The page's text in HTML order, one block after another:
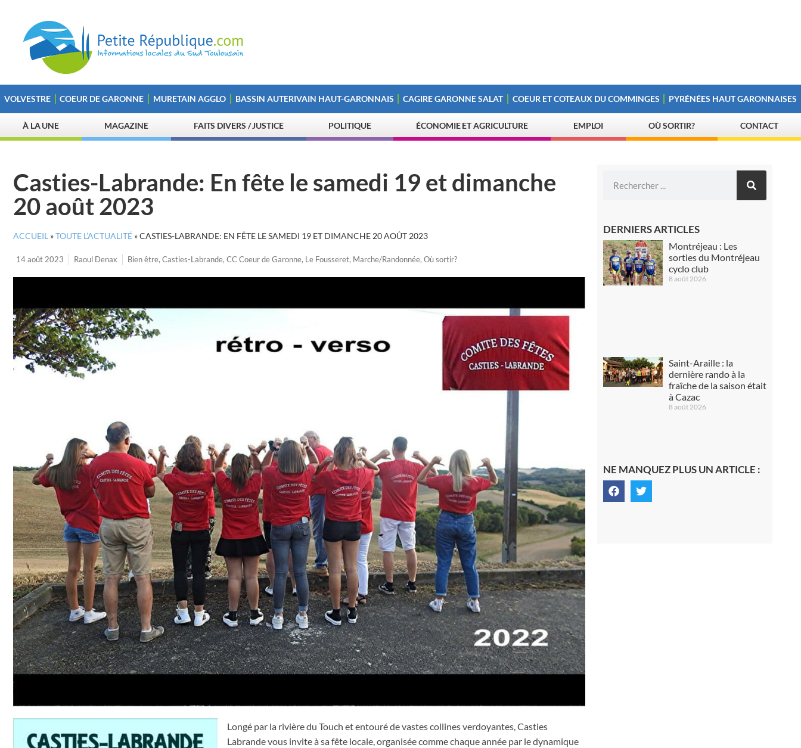
VOLVESTRE COEUR DE GARONNE MURETAIN AGGLO BASSIN AUTERIVAIN HAUT-GARONNAIS CAGIRE GARONNE SALAT COEUR ET COTEAUX DU COMMINGES PYRÉNÉES HAUT GARONNAISES
À LA UNE MAGAZINE FAITS DIVERS / JUSTICE POLITIQUE ÉCONOMIE ET AGRICULTURE EMPLOI OÙ SORTIR? CONTACT
Casties-Labrande: En fête le samedi 19 et dimanche
20 août 2023
ACCUEIL »TOUTE L’ACTUALITÉ »CASTIES-LABRANDE: EN FÊTE LE SAMEDI 19 ET DIMANCHE 20 AOÛT 2023
14 août 2023 Raoul Denax Bien être, Casties-Labrande, CC Coeur de Garonne, Le Fousseret, Marche/Randonnée, Où sortir?
Longé par la rivière du Touch et entouré de vastes collines verdoyantes, Casties
Labrande vous invite à sa fête locale, organisée comme chaque année par le dynamique
DERNIERS ARTICLES
Montréjeau : Les
sorties du Montréjeau
cyclo club
8 août 2026
Saint-Araille : la
dernière rando à la
fraîche de la saison était
à Cazac
8 août 2026
NE MANQUEZ PLUS UN ARTICLE :